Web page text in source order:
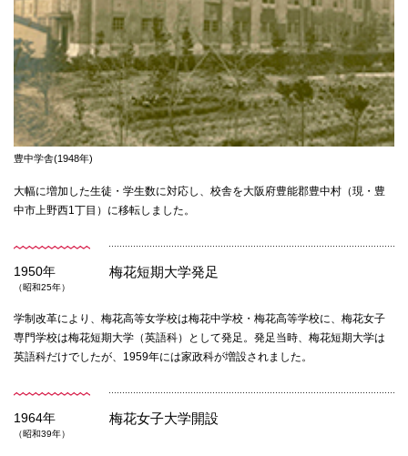
豊中学舎(1948年)
大幅に増加した生徒・学生数に対応し、校舎を大阪府豊能郡豊中村（現・豊
中市上野西1丁目）に移転しました。
1950年
（昭和25年）
梅花短期大学発足
学制改革により、梅花高等女学校は梅花中学校・梅花高等学校に、梅花女子
専門学校は梅花短期大学（英語科）として発足。発足当時、梅花短期大学は
英語科だけでしたが、1959年には家政科が増設されました。
1964年
（昭和39年）
梅花女子大学開設